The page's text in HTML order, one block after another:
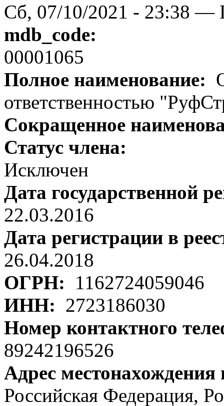
Сб, 07/10/2021 - 23:38 —
mdb_code:
00001065
Полное наименование:
ответственностью
Сокращенное
Статус члена:
Исключен
Дата государственной
22.03.2016
Дата регистрации в
26.04.2018
ОГРН:
1162724059046
ИНН: 2723186030
Номер контактного
89242196526
Адрес
Российская Федерация,